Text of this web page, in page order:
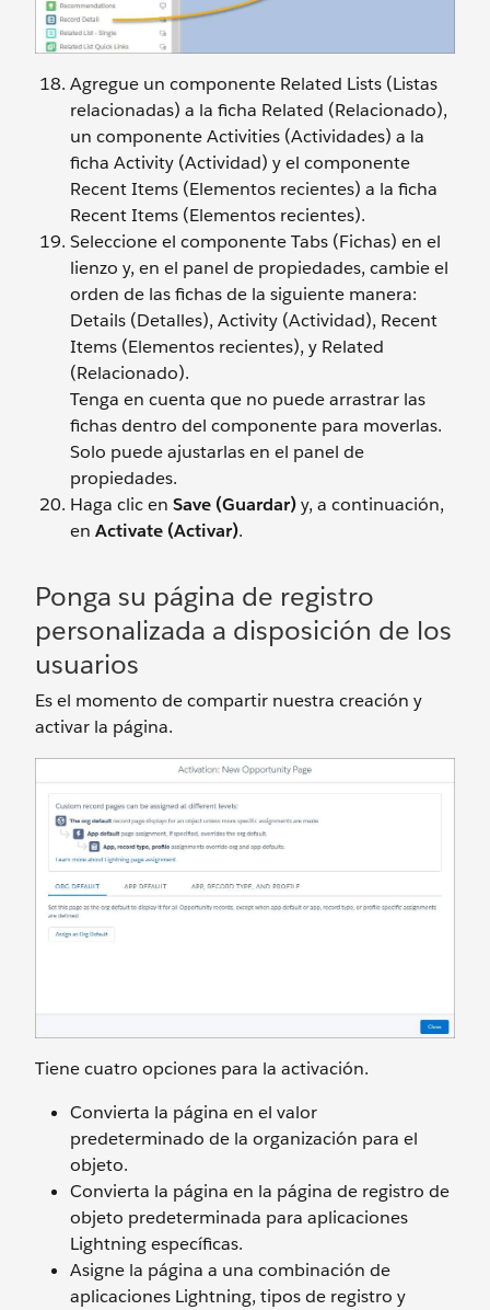
Agregue un componente Related Lists (Listas
relacionadas) a la ficha Related (Relacionado),
un componente Activities (Actividades) a la
ficha Activity (Actividad) y el componente
Recent Items (Elementos recientes) a la ficha
Recent Items (Elementos recientes).
Seleccione el componente Tabs (Fichas) en el
lienzo y, en el panel de propiedades, cambie el
orden de las fichas de la siguiente manera:
Details (Detalles), Activity (Actividad), Recent
Items (Elementos recientes), y Related
(Relacionado).
Tenga en cuenta que no puede arrastrar las
fichas dentro del componente para moverlas.
Solo puede ajustarlas en el panel de
propiedades.
Haga clic en Save (Guardar)y, a continuación,
en Activate (Activar).
Ponga su página de registro
personalizada a disposición de los
usuarios
Es el momento de compartir nuestra creación y
activar la página.
Tiene cuatro opciones para la activación.
Convierta la página en el valor
predeterminado de la organización para el
objeto.
Convierta la página en la página de registro de
objeto predeterminada para aplicaciones
Lightning específicas.
Asigne la página a una combinación de
aplicaciones Lightning, tipos de registro y